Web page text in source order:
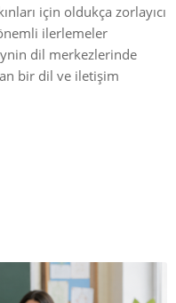
için oldukça zorlayıcı
ilerlemeler
dil merkezlerinde
bir dil ve iletişim